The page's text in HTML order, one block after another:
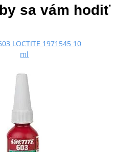
sa vám hodiť
LOCTITE 1971545 10
ml